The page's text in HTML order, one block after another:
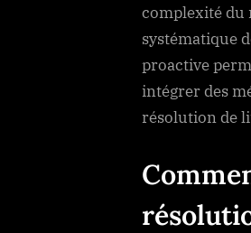
complexité du
systématique
proactive
intégrer des
résolution de